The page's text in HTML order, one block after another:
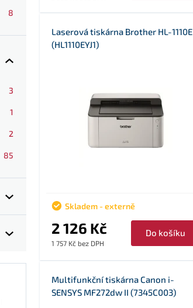
8
3
1
2
85
Laserová tiskárna Brother HL-1110E
(HL1110EYJ1)
Skladem - externě
2 126 Kč
1 757 Kč bez DPH
Do košíku
Multifunkční tiskárna Canon i-
SENSYS MF272dw II (7345C003)